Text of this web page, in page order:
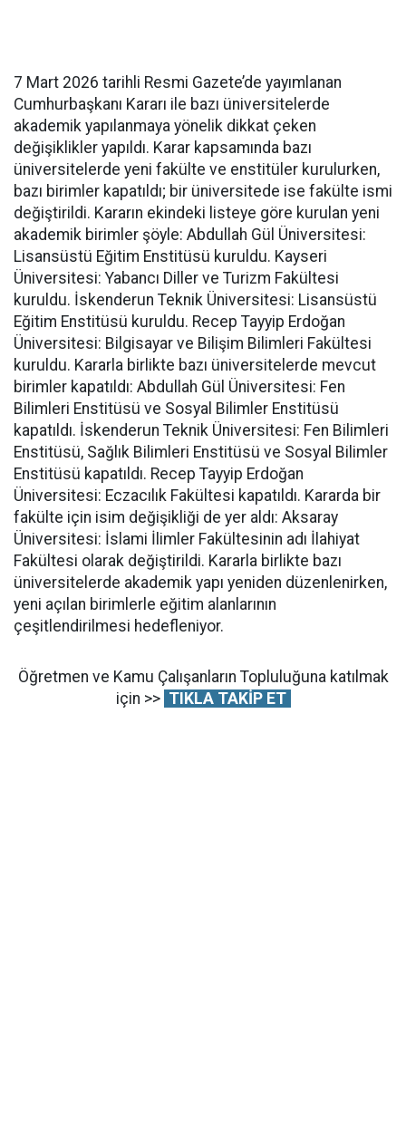
7 Mart 2026 tarihli Resmi Gazete’de yayımlanan
Cumhurbaşkanı Kararı ile bazı üniversitelerde
akademik yapılanmaya yönelik dikkat çeken
değişiklikler yapıldı. Karar kapsamında bazı
üniversitelerde yeni fakülte ve enstitüler kurulurken,
bazı birimler kapatıldı; bir üniversitede ise fakülte ismi
değiştirildi. Kararın ekindeki listeye göre kurulan yeni
akademik birimler şöyle: Abdullah Gül Üniversitesi:
Lisansüstü Eğitim Enstitüsü kuruldu. Kayseri
Üniversitesi: Yabancı Diller ve Turizm Fakültesi
kuruldu. İskenderun Teknik Üniversitesi: Lisansüstü
Eğitim Enstitüsü kuruldu. Recep Tayyip Erdoğan
Üniversitesi: Bilgisayar ve Bilişim Bilimleri Fakültesi
kuruldu. Kararla birlikte bazı üniversitelerde mevcut
birimler kapatıldı: Abdullah Gül Üniversitesi: Fen
Bilimleri Enstitüsü ve Sosyal Bilimler Enstitüsü
kapatıldı. İskenderun Teknik Üniversitesi: Fen Bilimleri
Enstitüsü, Sağlık Bilimleri Enstitüsü ve Sosyal Bilimler
Enstitüsü kapatıldı. Recep Tayyip Erdoğan
Üniversitesi: Eczacılık Fakültesi kapatıldı. Kararda bir
fakülte için isim değişikliği de yer aldı: Aksaray
Üniversitesi: İslami İlimler Fakültesinin adı İlahiyat
Fakültesi olarak değiştirildi. Kararla birlikte bazı
üniversitelerde akademik yapı yeniden düzenlenirken,
yeni açılan birimlerle eğitim alanlarının
çeşitlendirilmesi hedefleniyor.
Öğretmen ve Kamu Çalışanların Topluluğuna katılmak
için >> TIKLA TAKİP ET